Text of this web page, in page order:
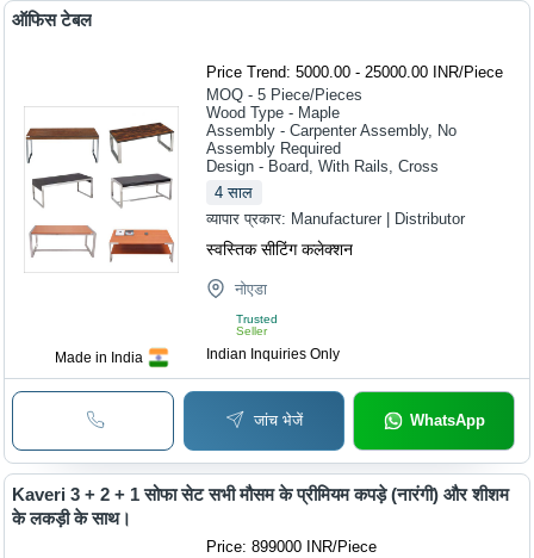
Made in India
ऑफिस टेबल
Price Trend: 5000.00 - 25000.00 INR/Piece
MOQ - 5 Piece/Pieces
Wood Type - Maple
Assembly - Carpenter Assembly, No
Assembly Required
Design - Board, With Rails, Cross
4 साल
व्यापार प्रकार: Manufacturer | Distributor
स्वस्तिक सीटिंग कलेक्शन
नोएडा
Trusted
Seller
Indian Inquiries Only
जांच भेजें WhatsApp
Kaveri 3 + 2 + 1 सोफा सेट सभी मौसम के प्रीमियम कपड़े (नारंगी) और शीशम
के लकड़ी के साथ।
Price: 899000 INR/Piece